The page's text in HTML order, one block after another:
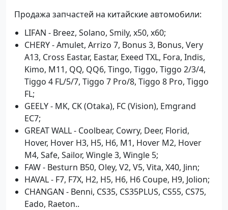
Продажа запчастей на китайские автомобили:
LIFAN - Breez, Solano, Smily, x50, x60;
CHERY - Amulet, Arrizo 7, Bonus 3, Bonus, Very
A13, Cross Eastar, Eastar, Exeed TXL, Fora, Indis,
Kimo, M11, QQ, QQ6, Tingo, Tiggo, Tiggo 2/3/4,
Tiggo 4 FL/5/7, Tiggo 7 Pro/8, Tiggo 8 Pro, Tiggo
FL;
GEELY - MK, CK (Otaka), FC (Vision), Emgrand
EC7;
GREAT WALL - Coolbear, Cowry, Deer, Florid,
Hover, Hover H3, H5, H6, M1, Hover M2, Hover
M4, Safe, Sailor, Wingle 3, Wingle 5;
FAW - Besturn B50, Oley, V2, V5, Vita, X40, Jinn;
HAVAL - F7, F7X, H2, H5, H6, H6 Coupe, H9, Jolion;
CHANGAN - Benni, CS35, CS35PLUS, CS55, CS75,
Eado, Raeton..